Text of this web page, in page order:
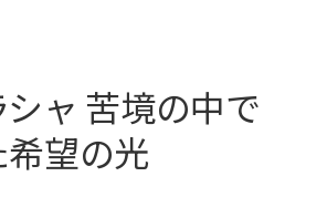
ャ 苦境の中で
望の光